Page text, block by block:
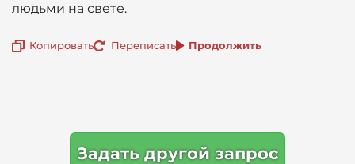
людьми на свете.
Копировать Переписать Продолжить
Задать другой запрос